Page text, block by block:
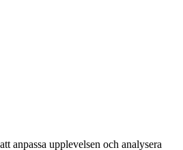
anpassa upplevelsen och analysera